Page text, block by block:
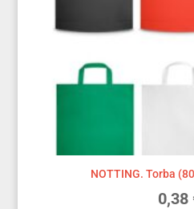
NOTTING. Torba
0,38